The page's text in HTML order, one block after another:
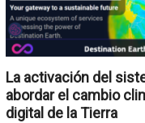
La activación del
abordar el cambio
digital de la Tierra